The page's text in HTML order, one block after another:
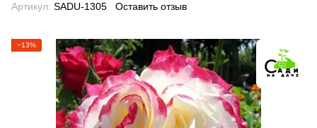
Артикул: SADU-1305 Оставить отзыв
−13%